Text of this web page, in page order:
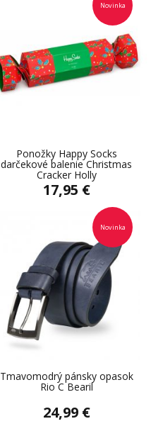
Novinka
Ponožky Happy Socks
darčekové balenie Christmas
Cracker Holly
17,95 €
Novinka
Tmavomodrý pánsky opasok
Rio C Bearil
24,99 €